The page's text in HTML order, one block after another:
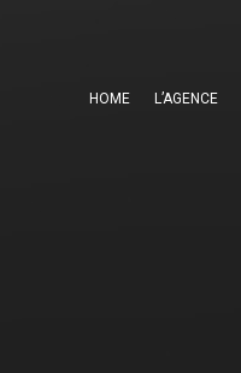
HOME L’AGENCE